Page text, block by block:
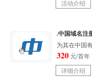
.中国域名注
为其在中国
320 元/首年